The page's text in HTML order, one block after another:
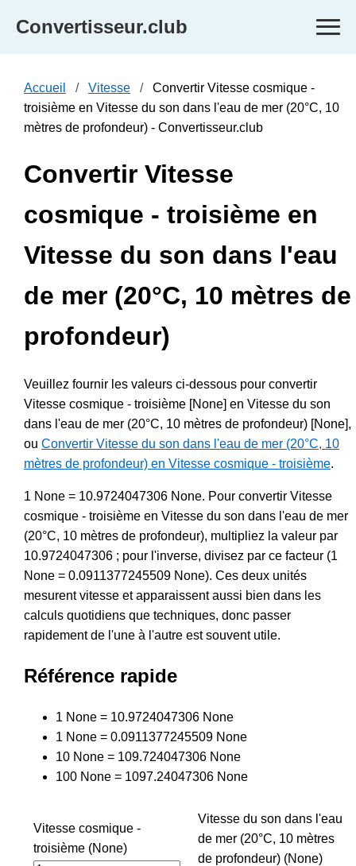
Convertisseur.club
Accueil Vitesse
Convertir Vitesse cosmique -
troisième en Vitesse du son dans l'eau de mer (20°C, 10
mètres de profondeur) - Convertisseur.club
Convertir Vitesse
cosmique - troisième en
Vitesse du son dans l'eau
de mer (20°C, 10 mètres de
profondeur)
Veuillez fournir les valeurs ci-dessous pour convertir
Vitesse cosmique - troisième [None] en Vitesse du son
dans l'eau de mer (20°C, 10 mètres de profondeur) [None],
ou Convertir Vitesse du son dans l'eau de mer (20°C, 10
mètres de profondeur) en Vitesse cosmique - troisième.
1 None = 10.9724047306 None. Pour convertir Vitesse
cosmique - troisième en Vitesse du son dans l'eau de mer
(20°C, 10 mètres de profondeur), multipliez la valeur par
10.9724047306 ; pour l'inverse, divisez par ce facteur (1
None = 0.0911377245509 None). Ces deux unités
mesurent vitesse et apparaissent aussi bien dans les
calculs quotidiens que techniques, donc passer
rapidement de l'une à l'autre est souvent utile.
Référence rapide
1 None = 10.9724047306 None
1 None = 0.0911377245509 None
10 None = 109.724047306 None
100 None = 1097.24047306 None
Vitesse cosmique -
troisième (None)
Vitesse du son dans l'eau
de mer (20°C, 10 mètres
de profondeur) (None)